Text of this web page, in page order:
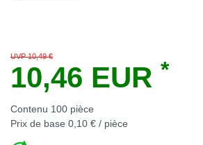
UVP 10,49 €
10,46 EUR *
Contenu 100 pièce
Prix de base 0,10 € / pièce